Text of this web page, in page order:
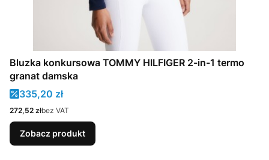
Bluzka konkursowa TOMMY HILFIGER 2-in-1 termo
granat damska
Cena promocyjna
335,20 zł
Cena
272,52 złbez VAT
Zobacz produkt